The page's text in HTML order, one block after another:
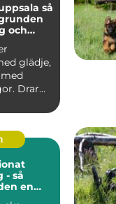
så
och
glädje,
Drar
- så
en